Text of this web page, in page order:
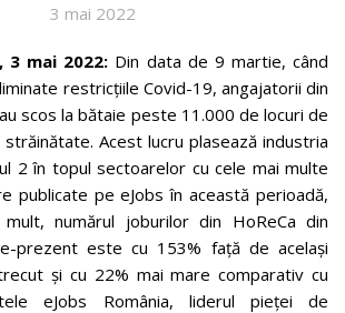
3 mai 2022
3 mai 2022: Din data de 9 martie, când
restricțiile Covid-19, angajatorii din
scos la bătaie peste 11.000 de locuri de
străinătate. Acest lucru plasează industria
2 în topul sectoarelor cu cele mai multe
publicate pe eJobs în această perioadă,
numărul joburilor din HoReCa din
prezent este cu 153% față de același
și cu 22% mai mare comparativ cu
eJobs România, liderul pieței de